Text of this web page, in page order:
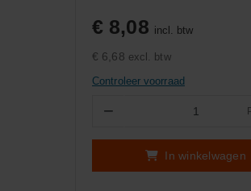
€ 8,08 incl. btw
€ 6,68 excl. btw
Controleer voorraad
−
In winkelwagen